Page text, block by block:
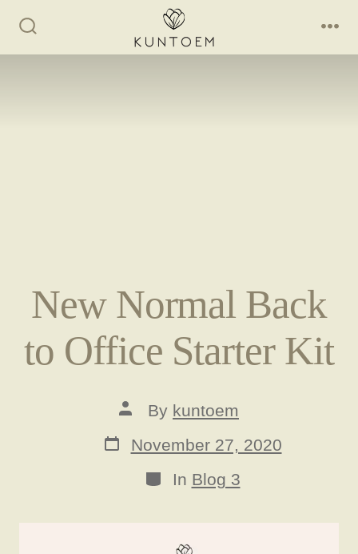
Toggle
New Normal Back
to Office Starter Kit
Post
author
By kuntoem
Post
date
November 27, 2020
Categories
In Blog 3